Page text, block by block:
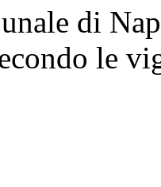
di
le